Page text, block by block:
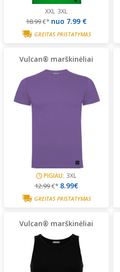
XXL 3XL
18.99€* nuo 7.99 €
GREITAS PRISTATYMAS
Vulcan® marškinėliai
PIGIAU: 3XL
12.99€* 8.99€
GREITAS PRISTATYMAS
Vulcan® marškinėliai